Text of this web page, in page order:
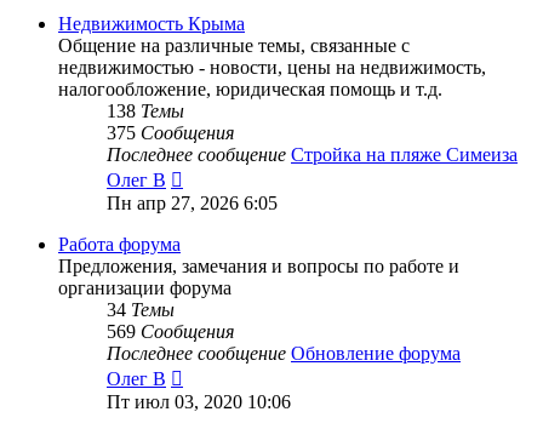
сообщению
Недвижимость Крыма
Общение на различные темы, связанные с
недвижимостью - новости, цены на недвижимость,
налогообложение, юридическая помощь и т.д.
138 Темы
375 Сообщения
Последнее сообщение Стройка на пляже Симеиза
Олег В
к
последнему
Пн апр 27, 2026 6:05
Работа форума
Предложения, замечания и вопросы по работе и
организации форума
34 Темы
569 Сообщения
Последнее сообщение Обновление форума
Олег В
к
последнему
Пт июл 03, 2020 10:06